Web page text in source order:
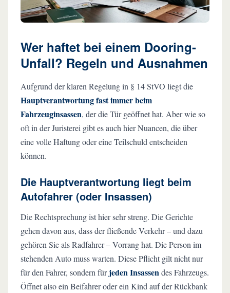
Wer haftet bei einem Dooring-
Unfall? Regeln und Ausnahmen
Aufgrund der klaren Regelung in § 14 StVO liegt die
Hauptverantwortung fast immer beim
Fahrzeuginsassen, der die Tür geöffnet hat. Aber wie so
oft in der Juristerei gibt es auch hier Nuancen, die über
eine volle Haftung oder eine Teilschuld entscheiden
können.
Die Hauptverantwortung liegt beim
Autofahrer (oder Insassen)
Die Rechtsprechung ist hier sehr streng. Die Gerichte
gehen davon aus, dass der fließende Verkehr – und dazu
gehören Sie als Radfahrer – Vorrang hat. Die Person im
stehenden Auto muss warten. Diese Pflicht gilt nicht nur
für den Fahrer, sondern fürjeden Insassendes Fahrzeugs.
Öffnet also ein Beifahrer oder ein Kind auf der Rückbank